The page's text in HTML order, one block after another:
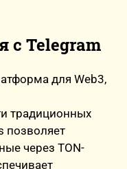
с Telegram
для Web3,
традиционных
позволяет
через TON-